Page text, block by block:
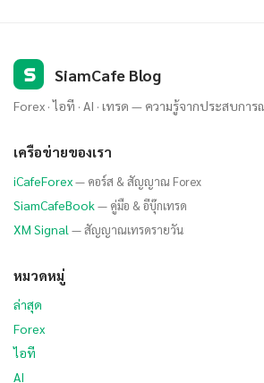
S SiamCafe Blog
Forex · ไอที · AI · เทรด — ความรู้จากประสบกา
เครือข่ายของเรา
iCafeForex— คอร์ส & สัญญาณ Forex
SiamCafeBook— คู่มือ & อีบุ๊กเทรด
XM Signal — สัญญาณเทรดรายวัน
หมวดหมู่
ล่าสุด
Forex
ไอที
AI